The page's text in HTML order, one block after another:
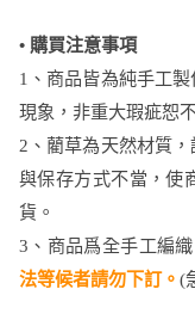
• 購買注意事項
1、商品皆為純手工
現象，非重大瑕疵恕
2、藺草為天然材質
與保存方式不當，使
貨。
3、商品爲全手工編
法等候者請勿下訂。 ​(